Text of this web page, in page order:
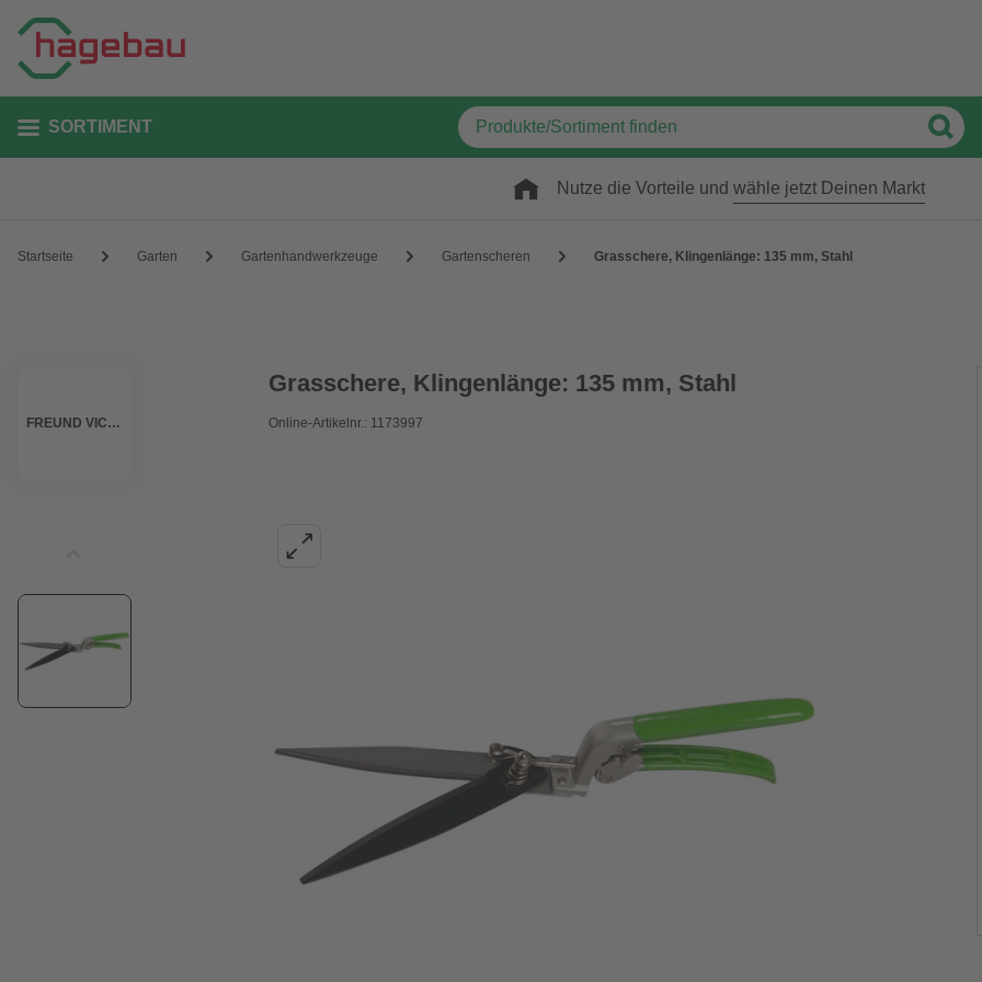
SORTIMENT
Nutze die Vorteile und wähle jetzt Deinen Markt
Startseite Garten Gartenhandwerkzeuge Gartenscheren Grasschere, Klingenlänge: 135 mm, Stahl
FREUND VICTORIA
Grasschere, Klingenlänge: 135 mm, Stahl
Online-Artikelnr.: 1173997